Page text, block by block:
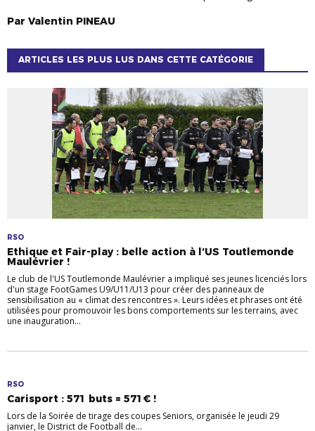
Par Valentin PINEAU
ARTICLES LES PLUS LUS DANS CETTE CATÉGORIE
RSO
Ethique et Fair-play : belle action à l’US Toutlemonde
Maulévrier !
Le club de l'US Toutlemonde Maulévrier a impliqué ses jeunes licenciés lors
d'un stage FootGames U9/U11/U13 pour créer des panneaux de
sensibilisation au « climat des rencontres ». Leurs idées et phrases ont été
utilisées pour promouvoir les bons comportements sur les terrains, avec
une inauguration...
RSO
Carisport : 571 buts = 571€ !
Lors de la Soirée de tirage des coupes Seniors, organisée le jeudi 29
janvier, le District de Football de...